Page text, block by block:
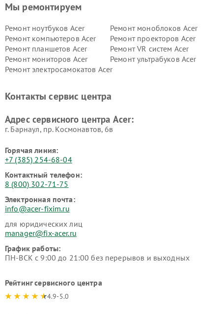
Мы ремонтируем
Ремонт ноутбуков Acer
Ремонт моноблоков Acer
Ремонт компьютеров Acer
Ремонт проекторов Acer
Ремонт планшетов Acer
Ремонт VR систем Acer
Ремонт мониторов Acer
Ремонт ультрабуков Acer
Ремонт электросамокатов Acer
Контакты сервис центра
Адрес сервисного центра Acer:
г. Барнаул, ​пр. Космонавтов, 6в
Горячая линия:
+7 (385) 254-68-04
Контактный телефон:
8 (800) 302-71-75
Электронная почта:
info@acer-fixim.ru
для юридических лиц
manager@fix-acer.ru
График работы:
ПН-ВСК с 9:00 до 21:00 без перерывов и выходных
Рейтинг сервисного центра
4.9-5.0